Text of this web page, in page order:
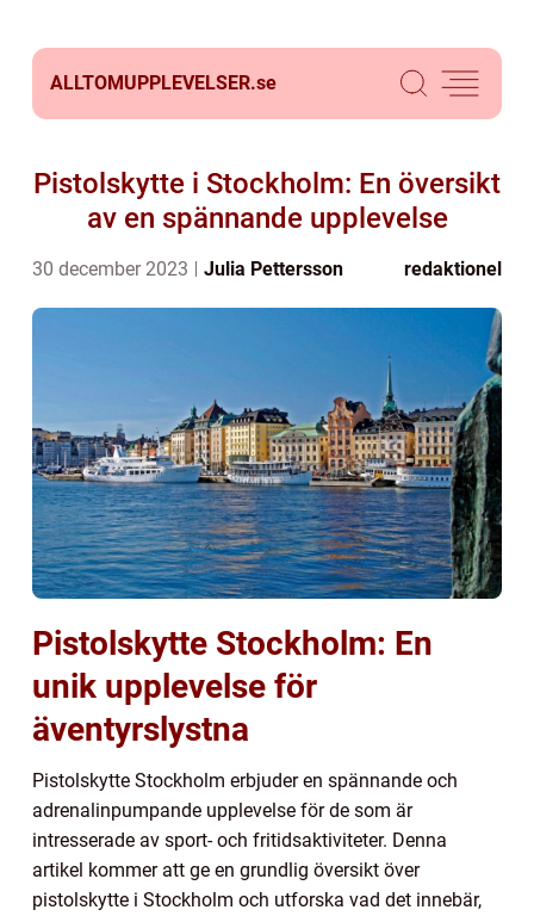
ALLTOMUPPLEVELSER.se
Pistolskytte i Stockholm: En översikt
av en spännande upplevelse
30 december 2023 Julia Pettersson redaktionel
Pistolskytte Stockholm: En
unik upplevelse för
äventyrslystna
Pistolskytte Stockholm erbjuder en spännande och
adrenalinpumpande upplevelse för de som är
intresserade av sport- och fritidsaktiviteter. Denna
artikel kommer att ge en grundlig översikt över
pistolskytte i Stockholm och utforska vad det innebär,